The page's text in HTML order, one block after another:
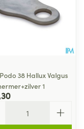
38 Hallux Valgus
1